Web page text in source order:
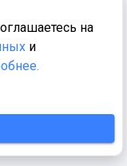
на
и